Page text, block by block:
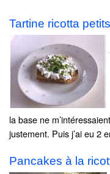
Tartine ricotta
la base ne
justement. Puis j’ai eu 2
Pancakes à la